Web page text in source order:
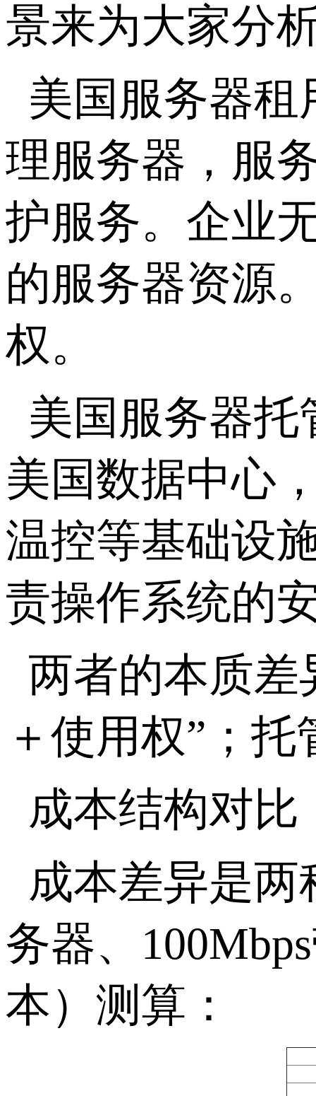
景来为大家分
美国服务器
理服务器，服
护服务。企业
的服务器资源
权。
美国服务器
美国数据中心
温控等基础设
责操作系统的
两者的本质差
＋使用权” ；
成本结构对
成本差异是
务器、 100Mbps
本）测算：